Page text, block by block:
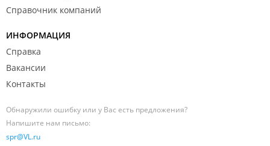
Справочник компаний
ИНФОРМАЦИЯ
Справка
Вакансии
Контакты
Обнаружили ошибку или у Вас есть предложения?
Напишите нам письмо:
spr@VL.ru